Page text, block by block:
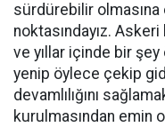
sürdürebilir olmasına
noktasındayız. Askeri
ve yıllar içinde bir
yenip öylece çekip
devamlılığını
kurulmasından emin